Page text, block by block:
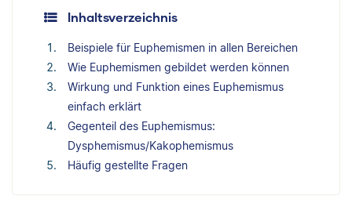
Inhaltsverzeichnis
Beispiele für Euphemismen in allen Bereichen
Wie Euphemismen gebildet werden können
Wirkung und Funktion eines Euphemismus
einfach erklärt
Gegenteil des Euphemismus:
Dysphemismus/Kakophemismus
Häufig gestellte Fragen